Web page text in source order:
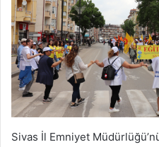
Sivas İl Emniyet